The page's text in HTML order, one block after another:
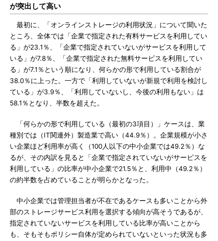
が突出して高い
最初に、「オンラインストレージの利用状況」について聞いた
ところ、全体では「企業で指定された有料サービスを利用してい
る」が23.1％、「企業で指定されていないがサービスを利用して
いる」が7.8％、「企業で指定された無料サービスを利用してい
る」が7.1％という順になり、何らかの形で利用している割合が
38.0％に上った。一方で「利用していないが新規で利用を検討し
ている」が3.9％、「利用していないし、今後の利用もない」は
58.1％となり、半数を超えた。
「何らかの形で利用している（最初の3項目）」ケースは、業
種別では（IT関連外）製造業で高い（44.9％）。企業規模が小さ
い企業ほど利用率が高く（100人以下の中小企業では49.2％）な
るが、その内訳を見ると「企業で指定されていないがサービスを
利用している」の比率が中小企業で21.5％と、利用中（49.2％）
の約半数を占めていることが明らかとなった。
中小企業では管理担当者が不在であるケースも多いことから外
部のストレージサービス利用を選択する傾向が高そうであるが、
指定されていないサービスを利用している比率が高いことから
も、そもそもポリシー自体が定められていないといった状況も多